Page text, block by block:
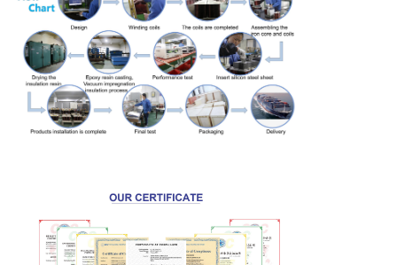
कार्य वातावरण
तापमानः -20 °C~+45°C
≤95% आरएच कोई संक्षेपण नहीं
स्थापना वातावरण गैर संक्षारक गैस और प्रवाहकीय धूल
मानक
VDE0550, IEC439, JB5555,
GB226